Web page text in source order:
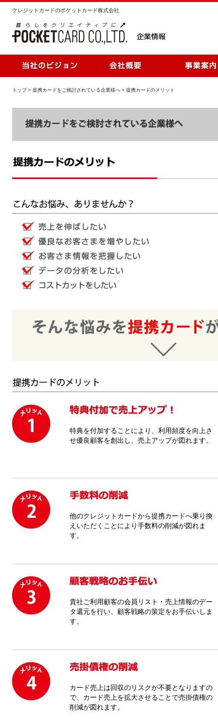
クレジットカードのポケットカード株式会社
トップ> 提携カードをご検討されている企業様へ > 提携カードのメリット
特典を付加することにより、利用頻度を向上さ
せ優良顧客を創出し、売上アップが図れます。
他のクレジットカードから提携カードへ乗り換
えいただくことにより手数料の削減が図れま
す。
貴社ご利用顧客の会員リスト・売上情報のデー
タ還元を行い、顧客戦略の策定をお手伝いしま
す。
カード売上は回収のリスクが不要となりますの
で、カード売上を拡大させることで売掛債権の
削減が図れます。